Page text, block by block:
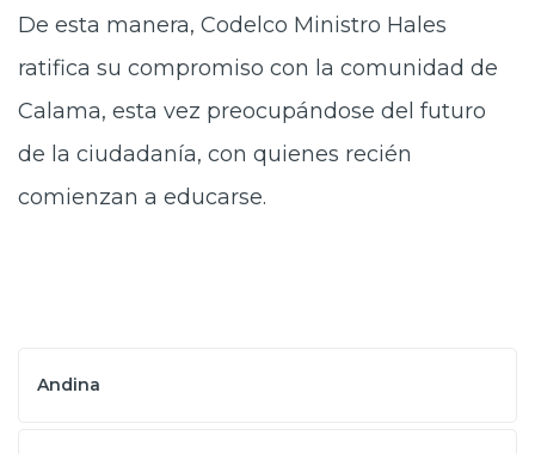
De esta manera, Codelco Ministro Hales
ratifica su compromiso con la comunidad de
Calama, esta vez preocupándose del futuro
de la ciudadanía, con quienes recién
comienzan a educarse.
Andina